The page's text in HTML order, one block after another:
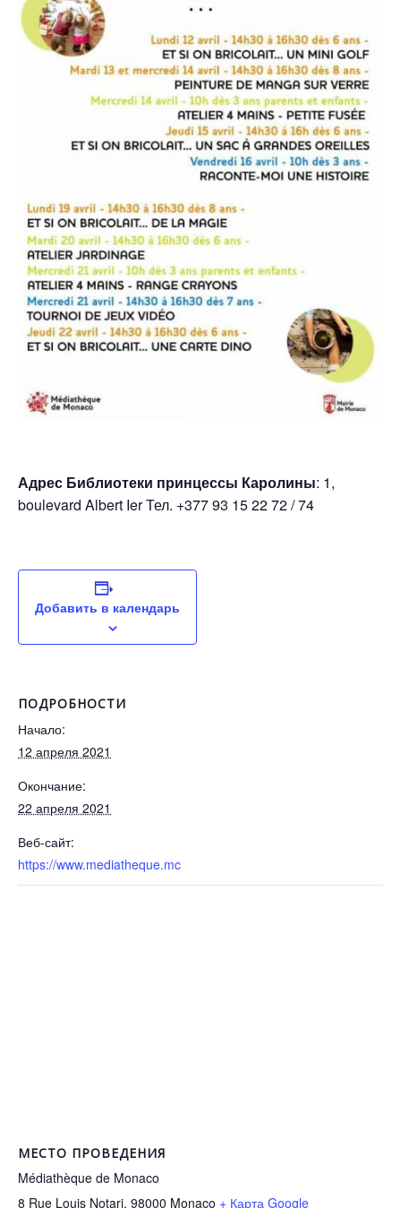
Адрес Библиотеки принцессы Каролины: 1,
boulevard Albert Ier Тел. +377 93 15 22 72 / 74
Добавить в календарь
ПОДРОБНОСТИ
Начало:
12 апреля 2021
Окончание:
22 апреля 2021
Веб-сайт:
https://www.mediatheque.mc
МЕСТО ПРОВЕДЕНИЯ
Médiathèque de Monaco
8 Rue Louis Notari, 98000 Monaco + Карта Google